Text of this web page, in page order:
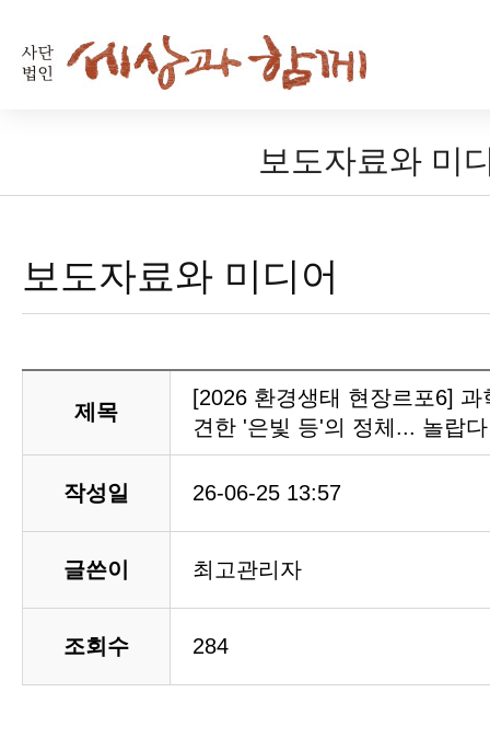
보도자료와 미
보도자료와 미디어
제목
[2026 환경생태 현장르포6]
견한 '은빛 등'의 정체... 놀랍다
작성일 26-06-25 13:57
글쓴이 최고관리자
조회수 284